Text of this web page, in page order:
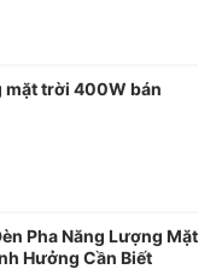
mặt trời 400W bán
Pha Năng Lượng Mặt
Hưởng Cần Biết